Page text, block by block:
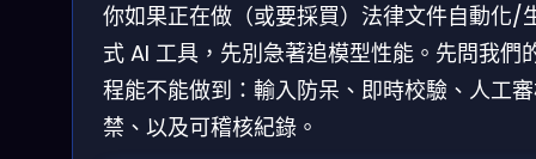
你如果正在做（或要採買）法律文件自動化/
式 AI 工具，先別急著追模型性能。先問我們
程能不能做到：輸入防呆、即時校驗、人工
禁、以及可稽核紀錄。